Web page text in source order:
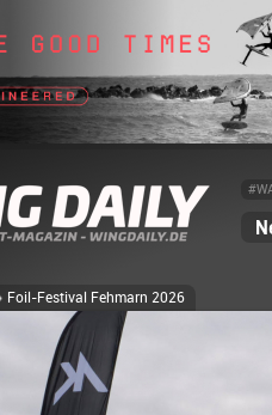
Foil-Festival Fehmarn 2026